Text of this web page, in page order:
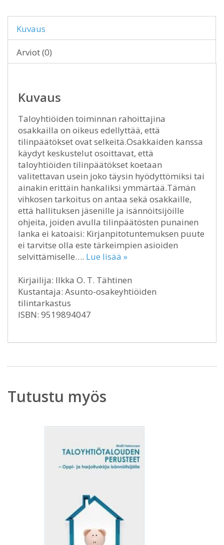
Kuvaus
Arviot (0)
Kuvaus
Taloyhtiöiden toiminnan rahoittajina
osakkailla on oikeus edellyttää, että
tilinpäätökset ovat selkeitä.Osakkaiden kanssa
käydyt keskustelut osoittavat, että
taloyhtiöiden tilinpäätökset koetaan
valitettavan usein joko täysin hyödyttömiksi tai
ainakin erittäin hankaliksi ymmärtää.Tämän
vihkosen tarkoitus on antaa sekä osakkaille,
että hallituksen jäsenille ja isännöitsijöille
ohjeita, joiden avulla tilinpäätösten punainen
lanka ei katoaisi: Kirjanpitotuntemuksen puute
ei tarvitse olla este tärkeimpien asioiden
selvittämiselle…. Lue lisää »
Kirjailija: Ilkka O. T. Tähtinen
Kustantaja: Asunto-osakeyhtiöiden
tilintarkastus
ISBN: 9519894047
Tutustu myös